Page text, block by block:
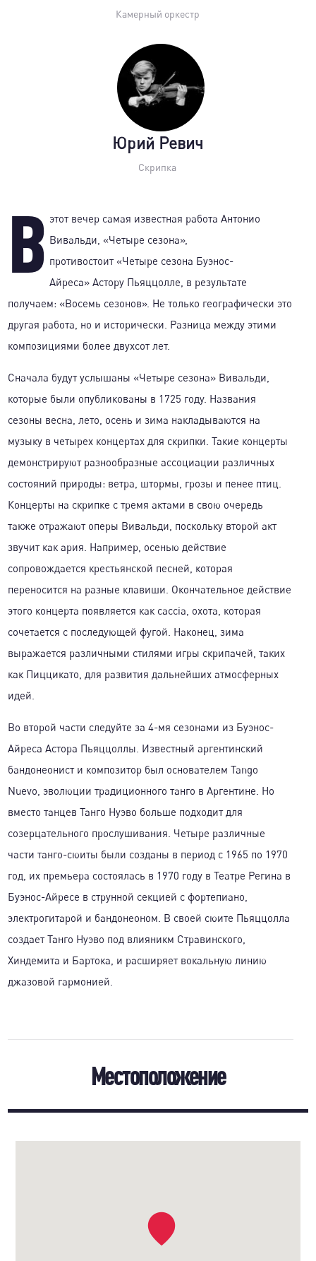
В этот вечер самая известная работа Антонио
Вивальди, «Четыре сезона»,
противостоит «Четыре сезона Буэнос-
Айреса» Астору Пьяццолле, в результате
получаем: «Восемь сезонов». Не только географически это
другая работа, но и исторически. Разница между этими
композициями более двухсот лет.
Сначала будут услышаны «Четыре сезона» Вивальди,
которые были опубликованы в 1725 году. Названия
сезоны весна, лето, осень и зима накладываются на
музыку в четырех концертах для скрипки. Такие концерты
демонстрируют разнообразные ассоциации различных
состояний природы: ветра, штормы, грозы и пенее птиц.
Концерты на скрипке с тремя актами в свою очередь
также отражают оперы Вивальди, поскольку второй акт
звучит как ария. Например, осенью действие
сопровождается крестьянской песней, которая
переносится на разные клавиши. Окончательное действие
этого концерта появляется как caccia, охота, которая
сочетается с последующей фугой. Наконец, зима
выражается различными стилями игры скрипачей, таких
как Пиццикато, для развития дальнейших атмосферных
идей.
Во второй части следуйте за 4-мя сезонами из Буэнос-
Айреса Астора Пьяццоллы. Известный аргентинский
бандонеонист и композитор был основателем Tango
Nuevo, эволюции традиционного танго в Аргентине. Но
вместо танцев Танго Нуэво больше подходит для
созерцательного прослушивания. Четыре различные
части танго-сюиты были созданы в период с 1965 по 1970
год, их премьера состоялась в 1970 году в Театре Регина в
Буэнос-Айресе в струнной секцией с фортепиано,
электрогитарой и бандонеоном. В своей сюите Пьяццолла
создает Танго Нуэво под влияникм Стравинского,
Хиндемита и Бартока, и расширяет вокальную линию
джазовой гармонией.
Камерный оркестр
Юрий Ревич
Скрипка
Местоположение